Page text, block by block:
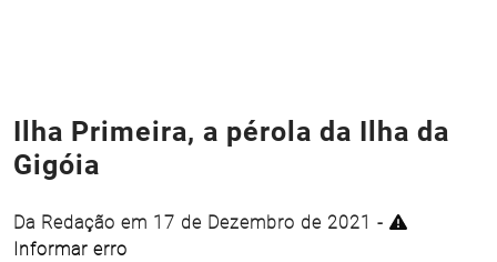
Ilha Primeira, a pérola da Ilha da
Gigóia
Da Redação em 17 de Dezembro de 2021 -
Informar erro